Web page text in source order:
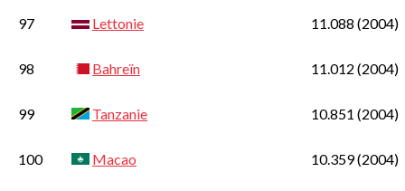
97 Lettonie 11.088 (2004)
98 Bahreïn 11.012 (2004)
99 Tanzanie 10.851 (2004)
100 Macao 10.359(2004)